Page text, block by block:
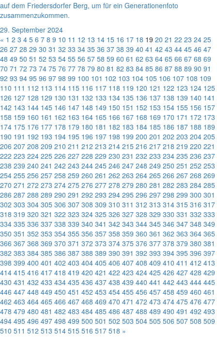
auf dem Friedersdorfer Berg, um für ein Generationenfoto
zusammenzukommen.
29. September 2024
« 1 2 3 4 5 6 7 8 9 10 11 12 13 14 15 16 17 18 19 20 21 22 23 24 25
26 27 28 29 30 31 32 33 34 35 36 37 38 39 40 41 42 43 44 45 46 47
48 49 50 51 52 53 54 55 56 57 58 59 60 61 62 63 64 65 66 67 68 69
70 71 72 73 74 75 76 77 78 79 80 81 82 83 84 85 86 87 88 89 90 91
92 93 94 95 96 97 98 99 100 101 102 103 104 105 106 107 108 109
110 111 112 113 114 115 116 117 118 119 120 121 122 123 124 125
126 127 128 129 130 131 132 133 134 135 136 137 138 139 140 141
142 143 144 145 146 147 148 149 150 151 152 153 154 155 156 157
158 159 160 161 162 163 164 165 166 167 168 169 170 171 172 173
174 175 176 177 178 179 180 181 182 183 184 185 186 187 188 189
190 191 192 193 194 195 196 197 198 199 200 201 202 203 204 205
206 207 208 209 210 211 212 213 214 215 216 217 218 219 220 221
222 223 224 225 226 227 228 229 230 231 232 233 234 235 236 237
238 239 240 241 242 243 244 245 246 247 248 249 250 251 252 253
254 255 256 257 258 259 260 261 262 263 264 265 266 267 268 269
270 271 272 273 274 275 276 277 278 279 280 281 282 283 284 285
286 287 288 289 290 291 292 293 294 295 296 297 298 299 300 301
302 303 304 305 306 307 308 309 310 311 312 313 314 315 316 317
318 319 320 321 322 323 324 325 326 327 328 329 330 331 332 333
334 335 336 337 338 339 340 341 342 343 344 345 346 347 348 349
350 351 352 353 354 355 356 357 358 359 360 361 362 363 364 365
366 367 368 369 370 371 372 373 374 375 376 377 378 379 380 381
382 383 384 385 386 387 388 389 390 391 392 393 394 395 396 397
398 399 400 401 402 403 404 405 406 407 408 409 410 411 412 413
414 415 416 417 418 419 420 421 422 423 424 425 426 427 428 429
430 431 432 433 434 435 436 437 438 439 440 441 442 443 444 445
446 447 448 449 450 451 452 453 454 455 456 457 458 459 460 461
462 463 464 465 466 467 468 469 470 471 472 473 474 475 476 477
478 479 480 481 482 483 484 485 486 487 488 489 490 491 492 493
494 495 496 497 498 499 500 501 502 503 504 505 506 507 508 509
510 511 512 513 514 515 516 517 518 »